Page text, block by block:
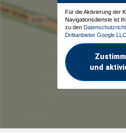
Für die Aktivierung der
Navigationsdienste ist
zu den
Drittanbieter Google LLC
und